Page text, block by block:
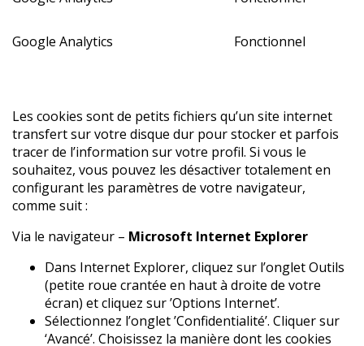
Google Analytics Fonctionnel
Les cookies sont de petits fichiers qu’un site internet
transfert sur votre disque dur pour stocker et parfois
tracer de l’information sur votre profil. Si vous le
souhaitez, vous pouvez les désactiver totalement en
configurant les paramètres de votre navigateur,
comme suit :
Via le navigateur – Microsoft Internet Explorer
Dans Internet Explorer, cliquez sur l’onglet Outils
(petite roue crantée en haut à droite de votre
écran) et cliquez sur ’Options Internet’.
Sélectionnez l’onglet ’Confidentialité’. Cliquer sur
‘Avancé’. Choisissez la manière dont les cookies